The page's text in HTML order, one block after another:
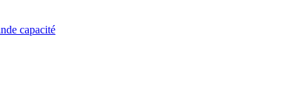
capacité